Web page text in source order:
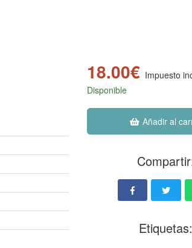
18.00€ Impuesto
Disponible
Añadir al
Etiquetas: